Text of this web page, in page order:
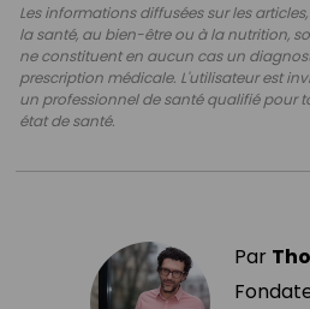
Les informations diffusées sur les
la santé, au bien-être ou à la nutrition,
ne constituent en aucun cas un
prescription médicale. L'utilisateur est
un professionnel de santé qualifié pour
état de santé.
Par